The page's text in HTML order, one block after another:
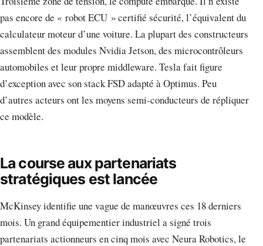
pas encore de « robot ECU » certifié sécurité, l’équivalent du
calculateur moteur d’une voiture. La plupart des constructeurs
assemblent des modules Nvidia Jetson, des microcontrôleurs
automobiles et leur propre middleware. Tesla fait figure
d’exception avec son stack FSD adapté à Optimus. Peu
d’autres acteurs ont les moyens semi-conducteurs de répliquer
ce modèle.
La course aux partenariats
stratégiques est lancée
McKinsey identifie une vague de manœuvres ces 18 derniers
mois. Un grand équipementier industriel a signé trois
partenariats actionneurs en cinq mois avec Neura Robotics, le